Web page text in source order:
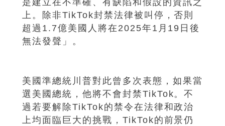
上。除非TikTok封禁法律被叫停，否則
超過1.7億美國人將在2025年1月19日後
無法發聲」。
美國準總統川普對此曾多次表態，如果當
選美國總統，他將不會封禁TikTok。不
過若要解除TikTok的禁令在法律和政治
上均面臨巨大的挑戰，TikTok的前景仍